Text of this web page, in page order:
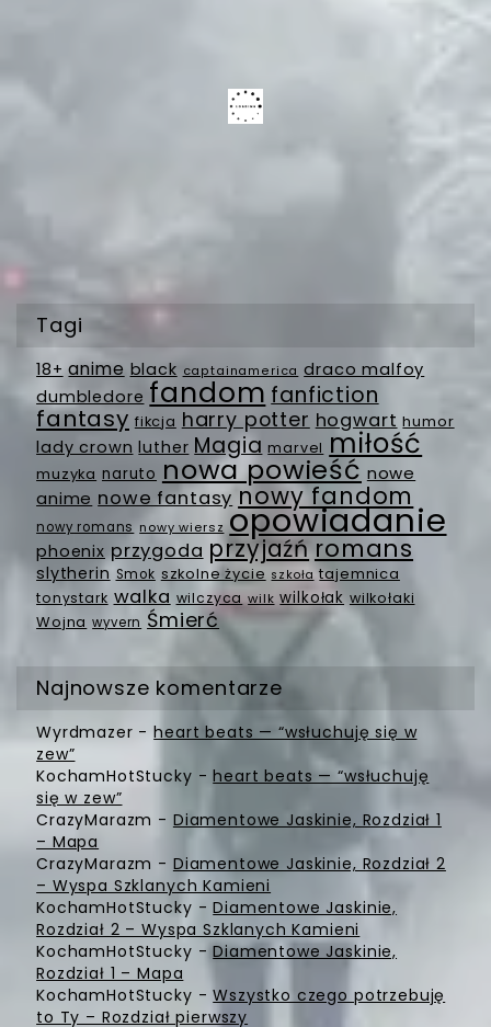
Tagi
18+ anime black captainamerica draco malfoy
dumbledore fandom fanfiction
fantasy fikcja harry potter hogwart humor
lady crown luther Magia marvel miłość
muzyka naruto nowa powieść nowe
anime nowe fantasy nowy fandom
nowy romans nowy wiersz opowiadanie
phoenix przygoda przyjaźń romans
slytherin Smok szkolne życie szkoła tajemnica
tonystark walka wilczyca wilk wilkołak wilkołaki
Wojna wyvern Śmierć
Najnowsze komentarze
Wyrdmazer -heart beats — “wsłuchuję się w
zew”
KochamHotStucky -heart beats — “wsłuchuję
się w zew”
CrazyMarazm - Diamentowe Jaskinie, Rozdział 1
– Mapa
CrazyMarazm - Diamentowe Jaskinie, Rozdział 2
– Wyspa Szklanych Kamieni
KochamHotStucky -Diamentowe Jaskinie,
Rozdział 2 – Wyspa Szklanych Kamieni
KochamHotStucky -Diamentowe Jaskinie,
Rozdział 1 – Mapa
KochamHotStucky -Wszystko czego potrzebuję
to Ty – Rozdział pierwszy